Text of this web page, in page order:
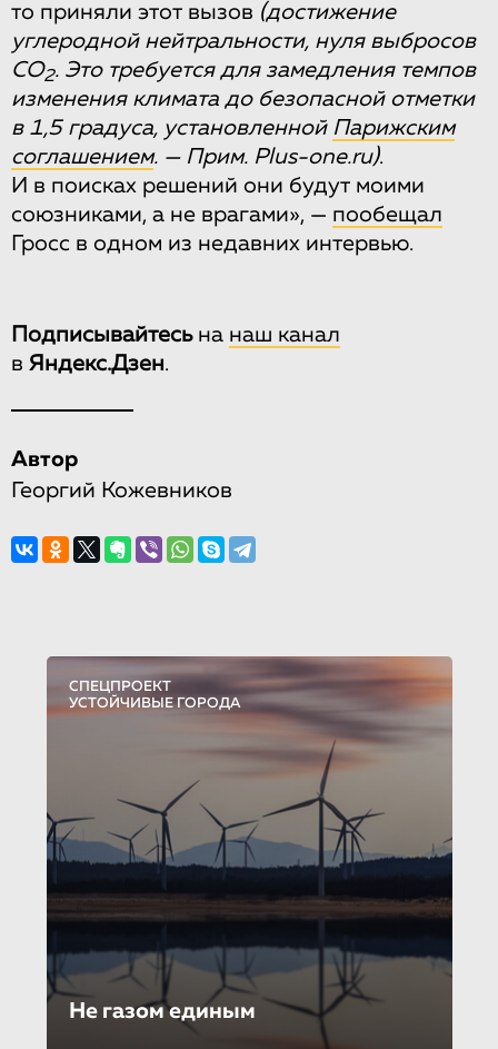
то приняли этот вызов (достижение
углеродной нейтральности, нуля выбросов
CO2. Это требуется для замедления темпов
изменения климата до безопасной отметки
в 1,5 градуса, установленной Парижским
соглашением. — Прим. Plus-one.ru).
И в поисках решений они будут моими
союзниками, а не врагами», — пообещал
Гросс в одном из недавних интервью.
Подписывайтесьна наш канал
в Яндекс.Дзен.
Автор
Георгий Кожевников
СПЕЦПРОЕКТ
УСТОЙЧИВЫЕ ГОРОДА
Не газом единым